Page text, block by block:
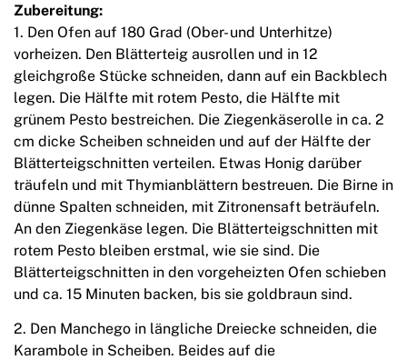
Zubereitung:
1. Den Ofen auf 180 Grad (Ober- und Unterhitze)
vorheizen. Den Blätterteig ausrollen und in 12
gleichgroße Stücke schneiden, dann auf ein Backblech
legen. Die Hälfte mit rotem Pesto, die Hälfte mit
grünem Pesto bestreichen. Die Ziegenkäserolle in ca. 2
cm dicke Scheiben schneiden und auf der Hälfte der
Blätterteigschnitten verteilen. Etwas Honig darüber
träufeln und mit Thymianblättern bestreuen. Die Birne in
dünne Spalten schneiden, mit Zitronensaft beträufeln.
An den Ziegenkäse legen. Die Blätterteigschnitten mit
rotem Pesto bleiben erstmal, wie sie sind. Die
Blätterteigschnitten in den vorgeheizten Ofen schieben
und ca. 15 Minuten backen, bis sie goldbraun sind.
2. Den Manchego in längliche Dreiecke schneiden, die
Karambole in Scheiben. Beides auf die